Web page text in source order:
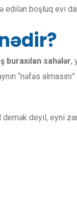
edilən boşluq evi
buraxılan sahələr,
“nəfəs
demək deyil, eyni